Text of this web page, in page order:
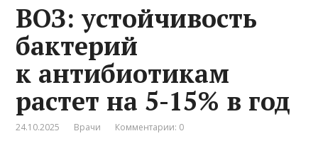
ВОЗ: устойчивость
бактерий
к антибиотикам
растет на 5-15% в год
24.10.2025 Врачи Комментарии: 0